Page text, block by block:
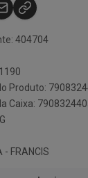
404704
Produto:
Caixa:
- FRANCIS